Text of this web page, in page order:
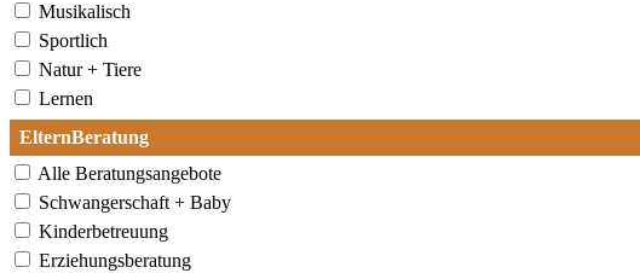
Musikalisch
Sportlich
Natur + Tiere
Lernen
ElternBeratung
Alle Beratungsangebote
Schwangerschaft + Baby
Kinderbetreuung
Erziehungsberatung